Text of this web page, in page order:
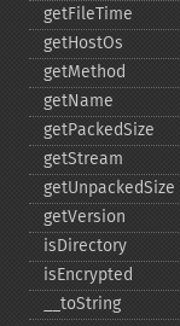
getFileTime
getHostOs
getMethod
getName
getPackedSize
getStream
getUnpackedSize
getVersion
isDirectory
isEncrypted
_​_​toString